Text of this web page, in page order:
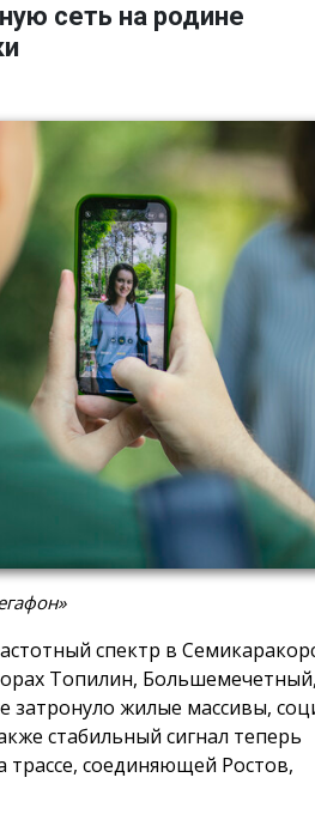
сеть на родине
спектр в
Топилин, Большемечетный,
затронуло жилые массивы,
стабильный сигнал теперь
трассе, соединяющей Ростов,